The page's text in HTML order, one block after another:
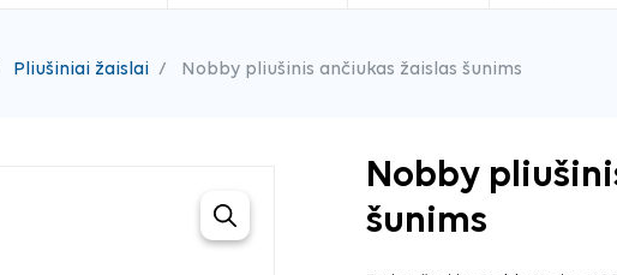
Pliušiniai žaislai Nobby pliušinis ančiukas žaislas šunims
Nobby
šunims